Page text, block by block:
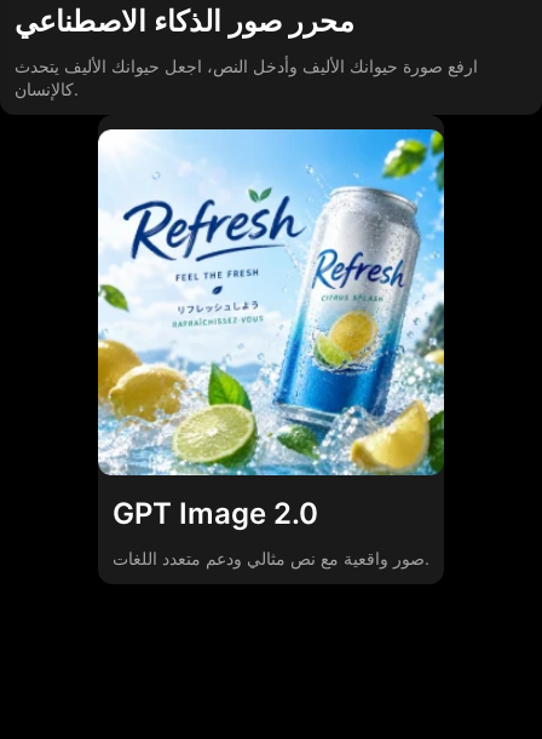
محرر صور الذكاء الاصطناعي
ارفع صورة حيوانك الأليف وأدخل النص، اجعل حيوانك الأليف يتحدث
كالإنسان.
GPT Image 2.0
صور واقعية مع نص مثالي ودعم متعدد اللغات.